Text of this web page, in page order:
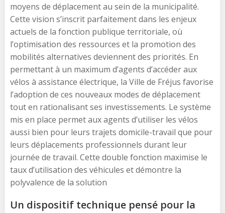
moyens de déplacement au sein de la municipalité.
Cette vision s’inscrit parfaitement dans les enjeux
actuels de la fonction publique territoriale, où
l’optimisation des ressources et la promotion des
mobilités alternatives deviennent des priorités. En
permettant à un maximum d’agents d’accéder aux
vélos à assistance électrique, la Ville de Fréjus favorise
l’adoption de ces nouveaux modes de déplacement
tout en rationalisant ses investissements. Le système
mis en place permet aux agents d’utiliser les vélos
aussi bien pour leurs trajets domicile-travail que pour
leurs déplacements professionnels durant leur
journée de travail. Cette double fonction maximise le
taux d’utilisation des véhicules et démontre la
polyvalence de la solution
Un dispositif technique pensé pour la